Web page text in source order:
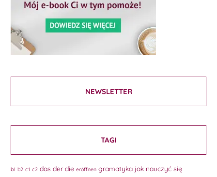
NEWSLETTER
TAGI
b1 b2 c1 c2 das der die eröffnen gramatyka jak nauczyć się